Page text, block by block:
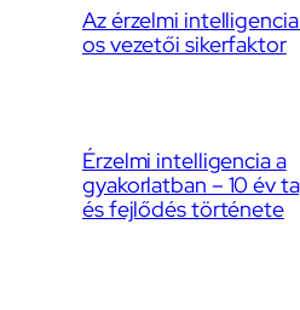
Az érzelmi
os vezetői sikerfaktor
Érzelmi intelligencia a
gyakorlatban – 10 év
és fejlődés története